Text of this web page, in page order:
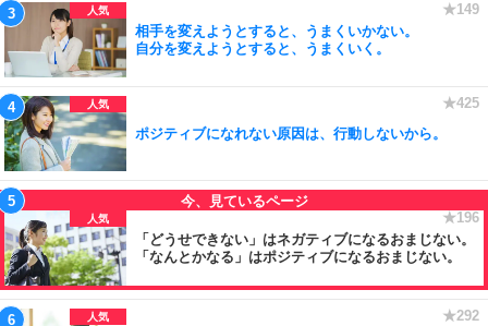
相手を変えようとすると、うまくいかない。
自分を変えようとすると、うまくいく。
ポジティブになれない原因は、行動しないから。
「どうせできない」はネガティブになるおまじない。
「なんとかなる」はポジティブになるおまじない。